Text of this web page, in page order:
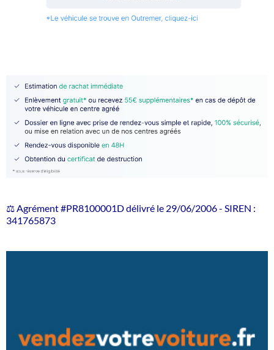
⚖️ Agrément #PR8100001D délivré le 29/06/2006 - SIREN :
341765873